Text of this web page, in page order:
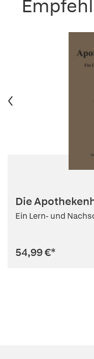
Die
Ein Lern- und
54,99 €*